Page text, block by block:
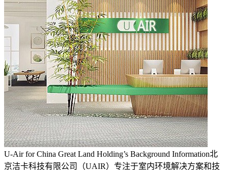
U-Air for China Great Land Holding’s Background Information北
京洁卡科技有限公司（UAIR）专注于室内环境解决方案和技